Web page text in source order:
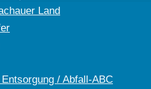
Land
/ Abfall-ABC